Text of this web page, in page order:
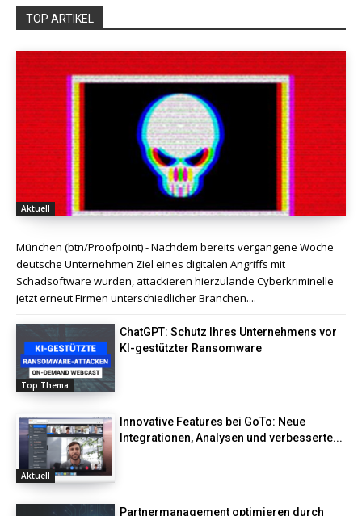
TOP ARTIKEL
Aktuell
München (btn/Proofpoint) - Nachdem bereits vergangene Woche
deutsche Unternehmen Ziel eines digitalen Angriffs mit
Schadsoftware wurden, attackieren hierzulande Cyberkriminelle
jetzt erneut Firmen unterschiedlicher Branchen....
Top Thema
ChatGPT: Schutz Ihres Unternehmens vor
KI-gestützter Ransomware
Aktuell
Innovative Features bei GoTo: Neue
Integrationen, Analysen und verbesserte...
Partnermanagement optimieren durch